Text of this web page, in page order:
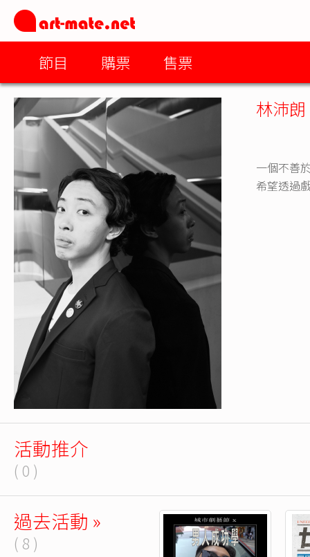
節目 購票 售票
林沛朗
一個不善
希望透過
活動推介
( 0 )
過去活動 »
( 8 )